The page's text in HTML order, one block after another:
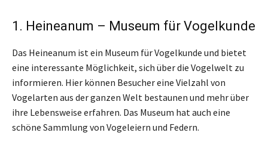
1. Heineanum – Museum für Vogelkunde
Das Heineanum ist ein Museum für Vogelkunde und bietet
eine interessante Möglichkeit, sich über die Vogelwelt zu
informieren. Hier können Besucher eine Vielzahl von
Vogelarten aus der ganzen Welt bestaunen und mehr über
ihre Lebensweise erfahren. Das Museum hat auch eine
schöne Sammlung von Vogeleiern und Federn.